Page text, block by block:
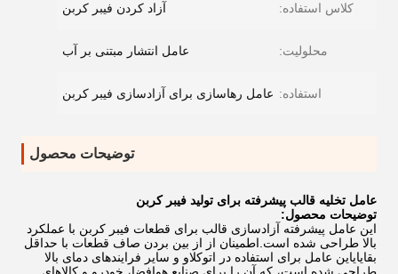
کلاس استفاده: آزاد کردن فیبر کربن
محلولیت: عامل انتشار مبتنی بر آب
استفاده: عامل رهاسازی برای آزادسازی فیبر کربن
توضیحات محصول
عامل تخلیه قالب پیشرفته برای تولید فیبر کربن
توضیحات محصول:
این عامل پیشرفته آزادسازی قالب برای قطعات فیبر کربن با عملکرد
بالا طراحی شده است.اطمینان از از بین بردن صاف قطعات با حداقل
بقایایاین عامل برای استفاده در اتوکلاو و سایر فرایندهای دمای بالا